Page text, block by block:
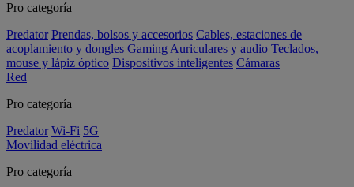
Pro categoría
Predator Prendas, bolsos y accesorios Cables, estaciones de
acoplamiento y dongles Gaming Auriculares y audio Teclados,
mouse y lápiz óptico Dispositivos inteligentes Cámaras
Red
Pro categoría
Predator Wi-Fi 5G
Movilidad eléctrica
Pro categoría